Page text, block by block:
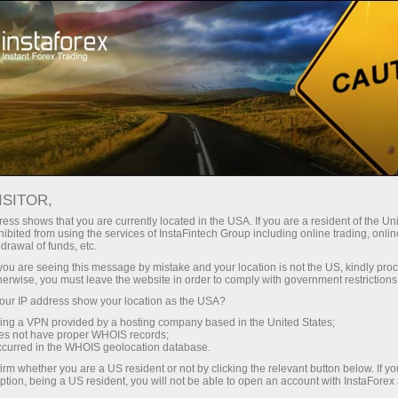
da conta Plataforma de negociação
Iniciantes Para Investidores Para Parceiros
conta demo
programa exclusivo de recompensas premium para
shows that you are currently located in the USA. If you are a resident of the
from using the services of InstaFintech Group including online trading,
of funds, etc.
are seeing this message by mistake and your location is not the US, kindly
you must leave the website in order to comply with government
IP address show your location as the USA?
a VPN provided by a hosting company based in the United States;
not have proper WHOIS records;
in the WHOIS geolocation database.
whether you are a US resident or not by clicking the relevant button below. If
being a US resident, you will not be able to open an account with InstaForex